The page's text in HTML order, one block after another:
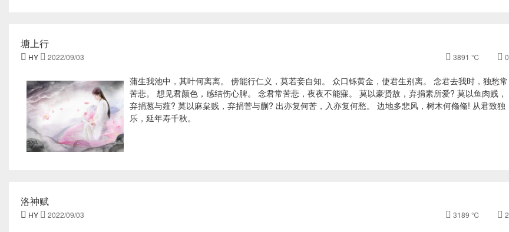
塘上行
 HY  2022/09/03  3891 ℃  0
蒲生我池中，其叶何离离。 傍能行仁义，莫若妾自知。 众口铄黄金，使君生别离。 念君去我时，独愁常
苦悲。 想见君颜色，感结伤心脾。 念君常苦悲，夜夜不能寐。 莫以豪贤故，弃捐素所爱? 莫以鱼肉贱，
弃捐葱与薤? 莫以麻枲贱，弃捐菅与蒯? 出亦复何苦，入亦复何愁。 边地多悲风，树木何翛翛! 从君致独
乐，延年寿千秋。
洛神赋
 HY  2022/09/03  3189 ℃  2